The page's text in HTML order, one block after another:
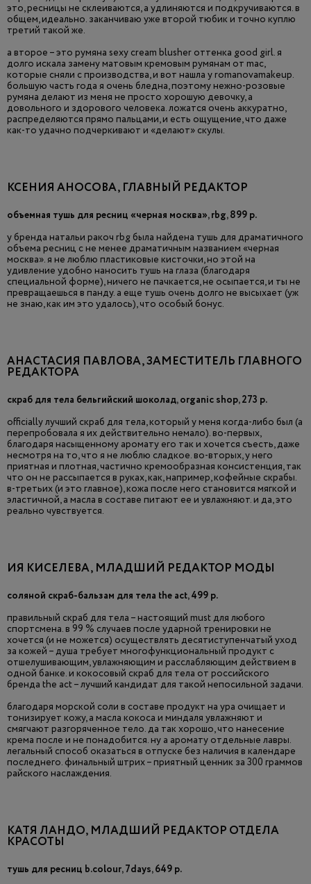
это, ресницы не склеиваются, а удлиняются и подкручиваются. в
общем, идеально. заканчиваю уже второй тюбик и точно куплю
третий такой же.
а второе – это румяна sexy cream blusher оттенка good girl. я
долго искала замену матовым кремовым румянам от mac,
которые сняли с производства, и вот нашла у romanovamakeup.
большую часть года я очень бледна, поэтому нежно-розовые
румяна делают из меня не просто хорошую девочку, а
довольного и здорового человека. ложатся очень аккуратно,
распределяются прямо пальцами, и есть ощущение, что даже
как-то удачно подчеркивают и «делают» скулы.
КСЕНИЯ АНОСОВА, ГЛАВНЫЙ РЕДАКТОР
объемная тушь для ресниц «черная москва», rbg, 899 р.
у бренда натальи ракоч rbg была найдена тушь для драматичного
объема ресниц с не менее драматичным названием «черная
москва». я не люблю пластиковые кисточки, но этой на
удивление удобно наносить тушь на глаза (благодаря
специальной форме), ничего не пачкается, не осыпается, и ты не
превращаешься в панду. а еще тушь очень долго не высыхает (уж
не знаю, как им это удалось), что особый бонус.
АНАСТАСИЯ ПАВЛОВА, ЗАМЕСТИТЕЛЬ ГЛАВНОГО
РЕДАКТОРА
скраб для тела бельгийский шоколад, organic shop, 273 р.
officially лучший скраб для тела, который у меня когда-либо был (а
перепробовала я их действительно немало). во-первых,
благодаря насыщенному аромату его так и хочется съесть, даже
несмотря на то, что я не люблю сладкое. во-вторых, у него
приятная и плотная, частично кремообразная консистенция, так
что он не рассыпается в руках, как, например, кофейные скрабы.
в-третьих (и это главное), кожа после него становится мягкой и
эластичной, а масла в составе питают ее и увлажняют. и да, это
реально чувствуется.
ИЯ КИСЕЛЕВА, МЛАДШИЙ РЕДАКТОР МОДЫ
соляной скраб-бальзам для тела the act, 499 р.
правильный скраб для тела – настоящий must для любого
спортсмена. в 99 % случаев после ударной тренировки не
хочется (и не можется) осуществлять десятиступенчатый уход
за кожей – душа требует многофункциональный продукт с
отшелушивающим, увлажняющим и расслабляющим действием в
одной банке. и кокосовый скраб для тела от российского
бренда the act – лучший кандидат для такой непосильной задачи.
благодаря морской соли в составе продукт на ура очищает и
тонизирует кожу, а масла кокоса и миндаля увлажняют и
смягчают разгоряченное тело. да так хорошо, что нанесение
крема после и не понадобится. ну а аромату отдельные лавры.
легальный способ оказаться в отпуске без наличия в календаре
последнего. финальный штрих – приятный ценник за 300 граммов
райского наслаждения.
КАТЯ ЛАНДО, МЛАДШИЙ РЕДАКТОР ОТДЕЛА
КРАСОТЫ
тушь для ресниц b.colour, 7days, 649 р.